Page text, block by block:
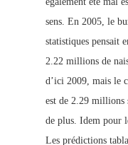
sens. En 2005, le
statistiques pensait
2.22 millions de
d’ici 2009, mais le
est de 2.29 millions
de plus. Idem pour
Les prédictions